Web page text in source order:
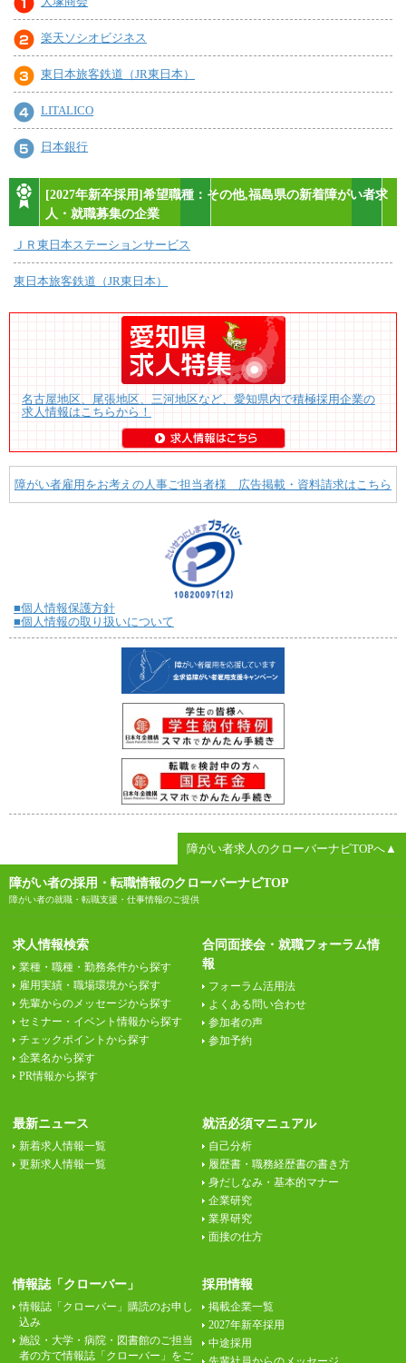
楽天ソシオビジネス
東日本旅客鉄道（JR東日本）
LITALICO
日本銀行
[2027年新卒採用]希望職種：その他,福島県の新着障がい者求
人・就職募集の企業
ＪＲ東日本ステーションサービス
東日本旅客鉄道（JR東日本）
名古屋地区、尾張地区、三河地区など、愛知県内で積極採用企業の
求人情報はこちらから！
障がい者雇用をお考えの人事ご担当者様 広告掲載・資料請求はこちら
■個人情報保護方針
■個人情報の取り扱いについて
障がい者求人のクローバーナビTOPへ▲
障がい者の採用・転職情報のクローバーナビTOP
障がい者の就職・転職支援・仕事情報のご提供
求人情報検索
業種・職種・勤務条件から探す
雇用実績・職場環境から探す
先輩からのメッセージから探す
セミナー・イベント情報から探す
チェックポイントから探す
企業名から探す
PR情報から探す
合同面接会・就職フォーラム情
報
フォーラム活用法
よくある問い合わせ
参加者の声
参加予約
最新ニュース
新着求人情報一覧
更新求人情報一覧
就活必須マニュアル
自己分析
履歴書・職務経歴書の書き方
身だしなみ・基本的マナー
企業研究
業界研究
面接の仕方
情報誌「クローバー」
情報誌「クローバー」購読のお申し
込み
施設・大学・病院・図書館のご担当
者の方で情報誌「クローバー」をご
採用情報
掲載企業一覧
2027年新卒採用
中途採用